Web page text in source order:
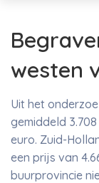
westen
Uit het
gemiddeld
euro. Zuid-
een prijs van
buurprovincie